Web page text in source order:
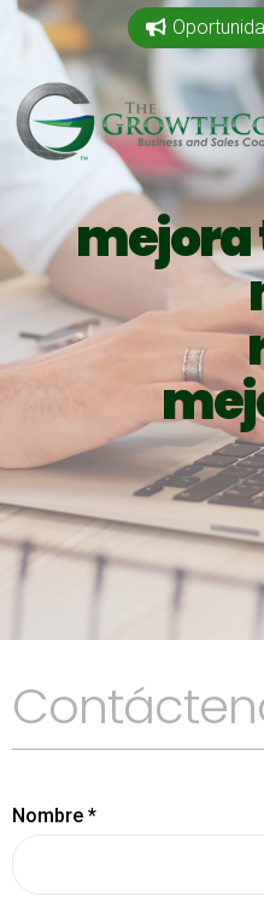
mejora
Nombre *